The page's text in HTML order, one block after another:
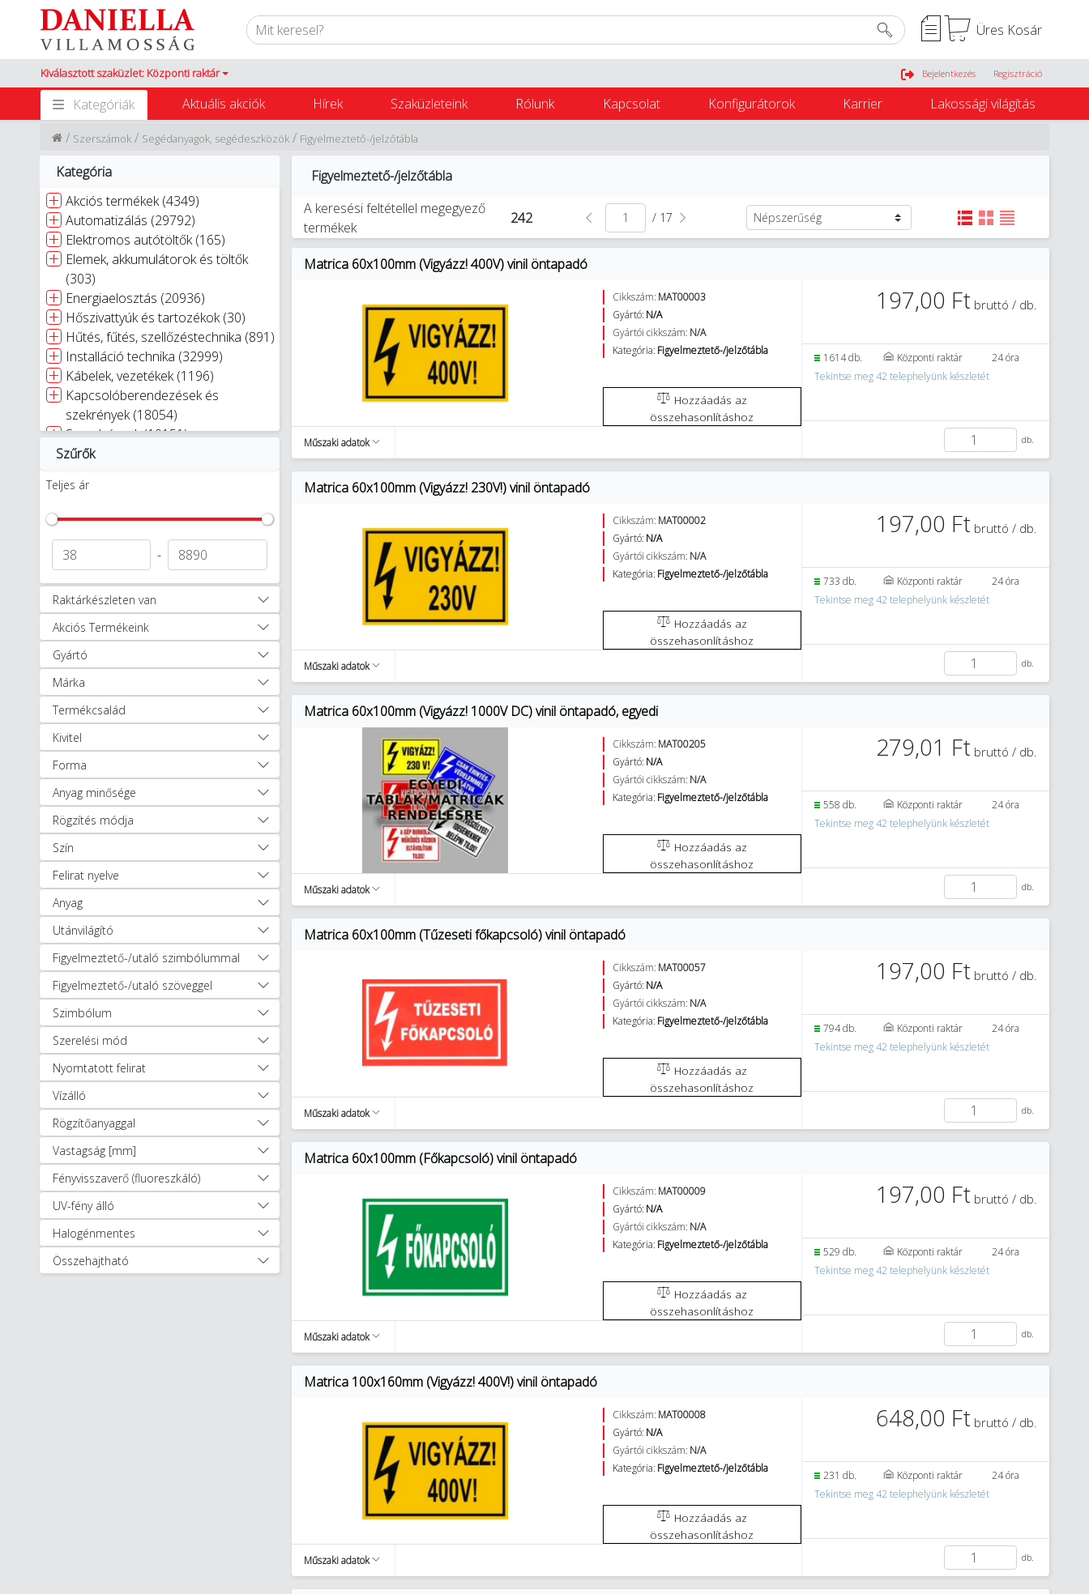
Üres Kosár
Kiválasztott szaküzlet: Központi raktár Belépés
Bejelentkezés Regisztráció
Kategóriák Aktuális akciók Hírek Szaküzleteink Rólunk Kapcsolat Konfigurátorok Karrier Lakossági világítás
Figyelmeztető-/jelzőtábla
/
Segédanyagok, segédeszközök
/
Szerszámok
/
Kategória
Akciós termékek (4349)
Automatizálás (29792)
Elektromos autótöltők (165)
Elemek, akkumulátorok és töltők
(303)
Energiaelosztás (20936)
Hőszivattyúk és tartozékok (30)
Hűtés, fűtés, szellőzéstechnika (891)
Installáció technika (32999)
Kábelek, vezetékek (1196)
Kapcsolóberendezések és
szekrények (18054)
Szerelvények (10151)
Kaputechnika (9)
Világítástechnika (27331)
Autóápolási termékek (47)
Munkavédelem, védőruházat (1256)
Okosotthon megoldások (321)
Okosotthon csomagok (17)
Szerszámok (11897)
Akkumulátoros, elektromos,
robbanómotoros és
Építőipar, kert- és tereprendezés
(93)
akkumulátorok és töltők (119)
Forrasztás- és
hegesztéstechnika (118)
Kéziszerszámok (5279)
műszerek (634)
Műhelyberendezés és tárolás
Segédanyagok, segédeszközök
(450)
Figyelmeztető-/jelzőtábla
(242)
Fóliák (5)
Jelzőszalagok (2)
Kötelek (12)
Festőeszközök és festékek
(111)
Takarító eszközök és - szerek
(45)
Egyéb segédanyagok (21)
Egyéb segédeszközök (12)
Szerszámgépek tartozékai
(3593)
Lakossági világítás (2518)
Szűrők
Teljes ár
-
Raktárkészleten van
Akciós Termékeink
Gyártó
Márka
Termékcsalád
Kivitel
Forma
Anyag minősége
Rögzítés módja
Szín
Felirat nyelve
Anyag
Utánvilágító
Figyelmeztető-/utaló szimbólummal
Figyelmeztető-/utaló szöveggel
Szimbólum
Szerelési mód
Nyomtatott felirat
Vízálló
Rögzítőanyaggal
Vastagság [mm]
Fényvisszaverő (fluoreszkáló)
UV-fény álló
Halogénmentes
Összehajtható
Figyelmeztető-/jelzőtábla
A keresési feltétellel megegyező
termékek
242 / 17
Matrica 60x100mm (Vigyázz! 400V) vinil öntapadó
Cikkszám: MAT00003
Gyártó: N/A
Gyártói cikkszám: N/A
Kategória: Figyelmeztető-/jelzőtábla
összehasonlításhoz
Műszaki adatok
197,00 Ft bruttó / db.
1614 db. Központi raktár
24 óra
Tekintse meg 42 telephelyünk készletét
db.
Matrica 60x100mm (Vigyázz! 230V!) vinil öntapadó
Cikkszám: MAT00002
Gyártó: N/A
Gyártói cikkszám: N/A
Kategória: Figyelmeztető-/jelzőtábla
összehasonlításhoz
Műszaki adatok
197,00 Ft bruttó / db.
733 db. Központi raktár
24 óra
Tekintse meg 42 telephelyünk készletét
db.
Matrica 60x100mm (Vigyázz! 1000V DC) vinil öntapadó, egyedi
Cikkszám: MAT00205
Gyártó: N/A
Gyártói cikkszám: N/A
Kategória: Figyelmeztető-/jelzőtábla
összehasonlításhoz
Műszaki adatok
279,01 Ft bruttó / db.
558 db. Központi raktár
24 óra
Tekintse meg 42 telephelyünk készletét
db.
Matrica 60x100mm (Tűzeseti főkapcsoló) vinil öntapadó
Cikkszám: MAT00057
Gyártó: N/A
Gyártói cikkszám: N/A
Kategória: Figyelmeztető-/jelzőtábla
összehasonlításhoz
Műszaki adatok
197,00 Ft bruttó / db.
794 db. Központi raktár
24 óra
Tekintse meg 42 telephelyünk készletét
db.
Matrica 60x100mm (Főkapcsoló) vinil öntapadó
Cikkszám: MAT00009
Gyártó: N/A
Gyártói cikkszám: N/A
Kategória: Figyelmeztető-/jelzőtábla
összehasonlításhoz
Műszaki adatok
197,00 Ft bruttó / db.
529 db. Központi raktár
24 óra
Tekintse meg 42 telephelyünk készletét
db.
Matrica 100x160mm (Vigyázz! 400V!) vinil öntapadó
Cikkszám: MAT00008
Gyártó: N/A
Gyártói cikkszám: N/A
Kategória: Figyelmeztető-/jelzőtábla
összehasonlításhoz
Műszaki adatok
648,00 Ft bruttó / db.
231 db. Központi raktár
24 óra
Tekintse meg 42 telephelyünk készletét
db.